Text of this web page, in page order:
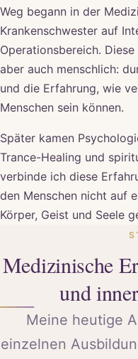
Weg begann in der
Krankenschwester auf
Operationsbereich.
aber auch menschlich:
und die Erfahrung, wie
Menschen sein können.
Später kamen
Trance-Healing und
verbinde ich diese
den Menschen nicht auf
Körper, Geist und Seele
Medizinische
und
Meine heutige
einzelnen